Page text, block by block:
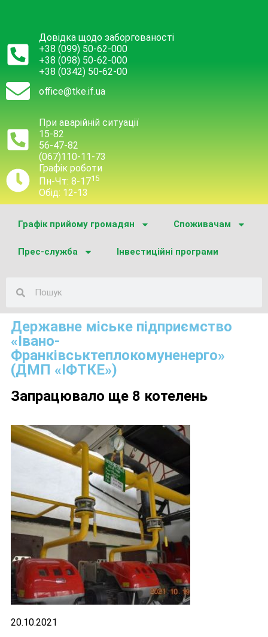
Довідка щодо заборгованості
+38 (099) 50-62-000
+38 (098) 50-62-000
+38 (0342) 50-62-00
office@tke.if.ua
При аварійній ситуації
15-82
56-47-82
(067)110-11-73
Графік роботи
Пн-Чт: 8-1715
Обід: 12-13
Графік прийому громадян Споживачам
Прес-служба Інвестиційні програми
Державне міське підприємство
«Івано-
Франківськтеплокомуненерго»
(ДМП «ІФТКЕ»)
Запрацювало ще 8 котелень
20.10.2021